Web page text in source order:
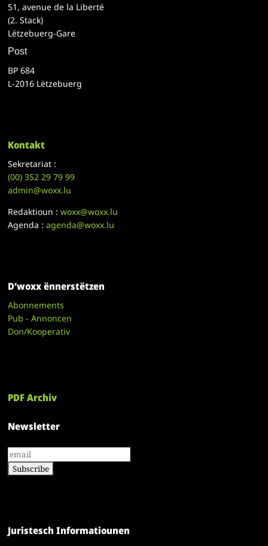
51, avenue de la Liberté
(2. Stack)
Lëtzebuerg-Gare
Post
BP 684
L-2016 Lëtzebuerg
Kontakt
Sekretariat :
(00)352 29 79 99
admin@woxx.lu
Redaktioun :woxx@woxx.lu
Agenda :agenda@woxx.lu
D’woxx ënnerstëtzen
Abonnements
Pub - Annoncen
Don/Kooperativ
PDF Archiv
Newsletter
Juristesch Informatiounen